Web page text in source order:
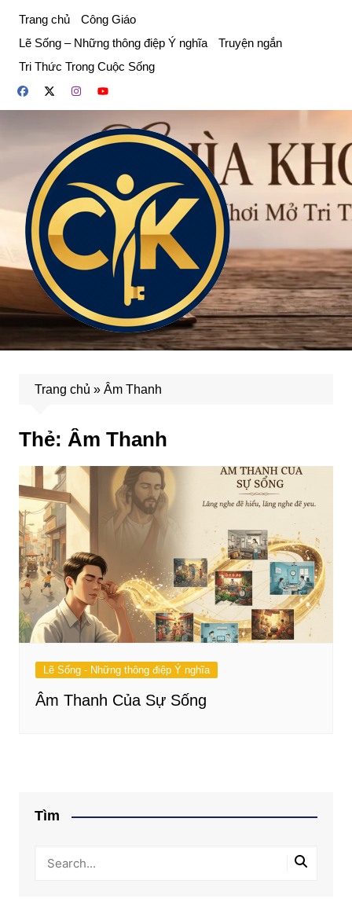
phần
dung
Trang chủ
Công Giáo
Lẽ Sống – Những thông điệp Ý nghĩa
Truyện ngắn
Tri Thức Trong Cuộc Sống
Trang chủ » Âm Thanh
Thẻ: Âm Thanh
Lẽ Sống - Những thông điệp Ý nghĩa
Âm Thanh Của Sự Sống
Tìm